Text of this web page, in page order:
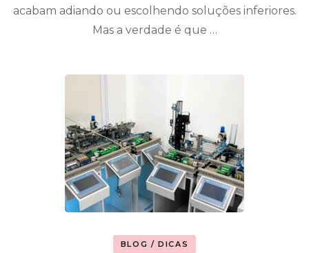
acabam adiando ou escolhendo soluções inferiores.
Mas a verdade é que …
BLOG / DICAS